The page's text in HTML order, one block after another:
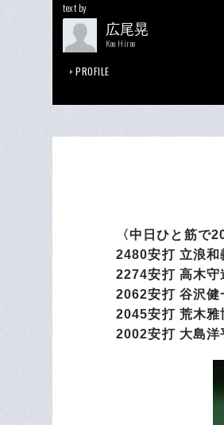
text by
広尾晃
Kou Hiroo
PROFILE
〈中日ひと筋で
2480安打 立浪和
2274安打 高木守
2062安打 谷沢健
2045安打 荒木雅
2002安打 大島洋